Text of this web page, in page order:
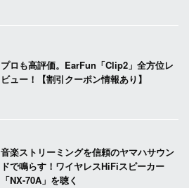
プロも高評価。EarFun「Clip2」全方位レ
ビュー！【割引クーポン情報あり】
音楽ストリーミングを信頼のヤマハサウン
ドで鳴らす！ワイヤレスHiFiスピーカー
「NX-70A」を聴く